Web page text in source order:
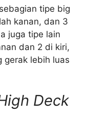
tipe big
kanan, dan 3
juga tipe lain
dan 2 di kiri,
gerak lebih luas
Deck